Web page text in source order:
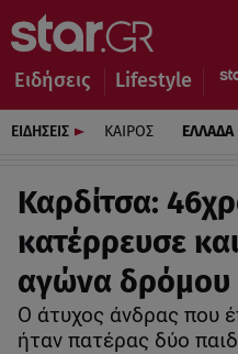
Ειδήσεις Lifestyle
ΕΙΔΗΣΕΙΣ ΚΑΙΡΟΣ ΕΛΛΑΔΑ
Καρδίτσα:
κατέρρευσε
αγώνα δρόμου
Ο άτυχος άνδρας που
ήταν πατέρας δύο